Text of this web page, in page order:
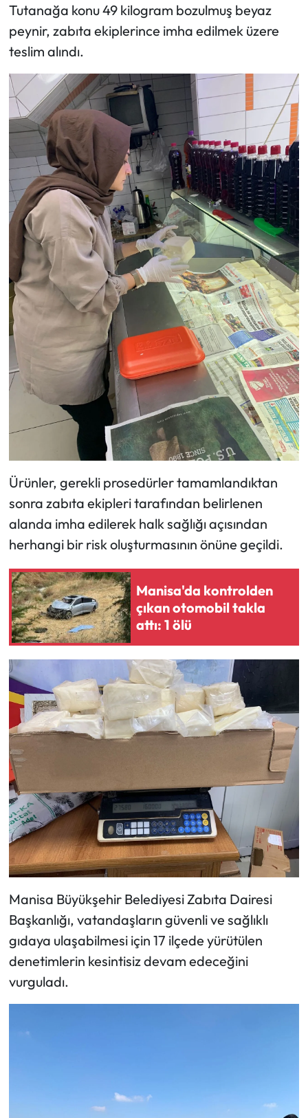
Tutanağa konu 49 kilogram bozulmuş beyaz
peynir, zabıta ekiplerince imha edilmek üzere
teslim alındı.
Ürünler, gerekli prosedürler tamamlandıktan
sonra zabıta ekipleri tarafından belirlenen
alanda imha edilerek halk sağlığı açısından
herhangi bir risk oluşturmasının önüne geçildi.
Manisa'da kontrolden
çıkan otomobil takla
attı: 1 ölü
Manisa Büyükşehir Belediyesi Zabıta Dairesi
Başkanlığı, vatandaşların güvenli ve sağlıklı
gıdaya ulaşabilmesi için 17 ilçede yürütülen
denetimlerin kesintisiz devam edeceğini
vurguladı.